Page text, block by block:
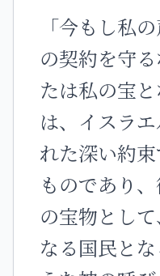
「今もし私
の契約を守
たは私の宝
は、イスラ
れた深い約
ものであり
の宝物とし
なる国民と